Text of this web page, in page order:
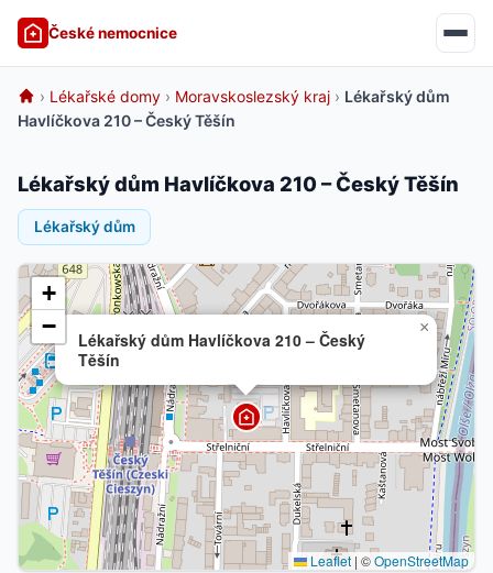
České nemocnice
› Lékařské domy › Moravskoslezský kraj › Lékařský dům
Havlíčkova 210 – Český Těšín
Lékařský dům Havlíčkova 210 – Český Těšín
Lékařský dům
Lékařský dům Havlíčkova 210 – Český
Těšín
×
+
−
Leaflet | ©OpenStreetMap